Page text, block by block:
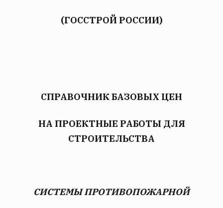
(ГОССТРОЙ РОССИИ)
СПРАВОЧНИК БАЗОВЫХ ЦЕН
НА ПРОЕКТНЫЕ РАБОТЫ ДЛЯ
СТРОИТЕЛЬСТВА
СИСТЕМЫ ПРОТИВОПОЖАРНОЙ